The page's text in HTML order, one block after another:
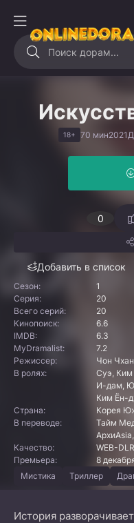
18+ 70 мин2021
0
Добавить в список
Сезон:
1
Серия:
20
Всего серий:
20
Кинопоиск:
6.6
IMDB:
6.3
MyDramalist:
7.2
Режиссер:
Чон
В ролях:
Суэ,
И-дам, Ю
Ким Ён-
Страна:
Корея
В переводе:
Тайм
Качество:
WEB-
Премьера:
8
Мистика
Триллер
История